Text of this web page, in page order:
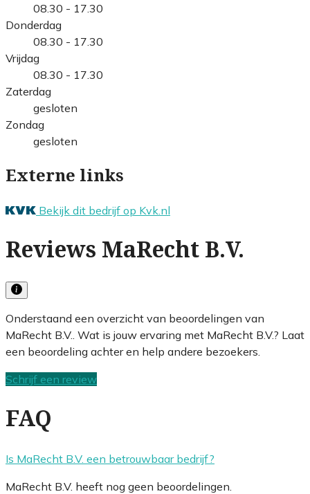
08.30 - 17.30
Donderdag
08.30 - 17.30
Vrijdag
08.30 - 17.30
Zaterdag
gesloten
Zondag
gesloten
Externe links
Bekijk dit bedrijf op Kvk.nl
Reviews MaRecht B.V.
Onderstaand een overzicht van beoordelingen van
MaRecht B.V.. Wat is jouw ervaring met MaRecht B.V.? Laat
een beoordeling achter en help andere bezoekers.
Schrijf een review
FAQ
Is MaRecht B.V. een betrouwbaar bedrijf?
MaRecht B.V. heeft nog geen beoordelingen.